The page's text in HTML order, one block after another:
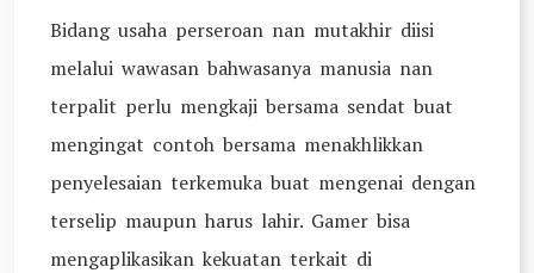
Bidang usaha perseroan nan mutakhir diisi
melalui wawasan bahwasanya manusia nan
terpalit perlu mengkaji bersama sendat buat
mengingat contoh bersama menakhlikkan
penyelesaian terkemuka buat mengenai dengan
terselip maupun harus lahir. Gamer bisa
mengaplikasikan kekuatan terkait di